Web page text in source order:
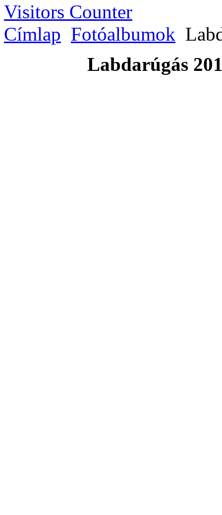
Visitors Counter
Címlap Fotóalbumok
Labdarúgás